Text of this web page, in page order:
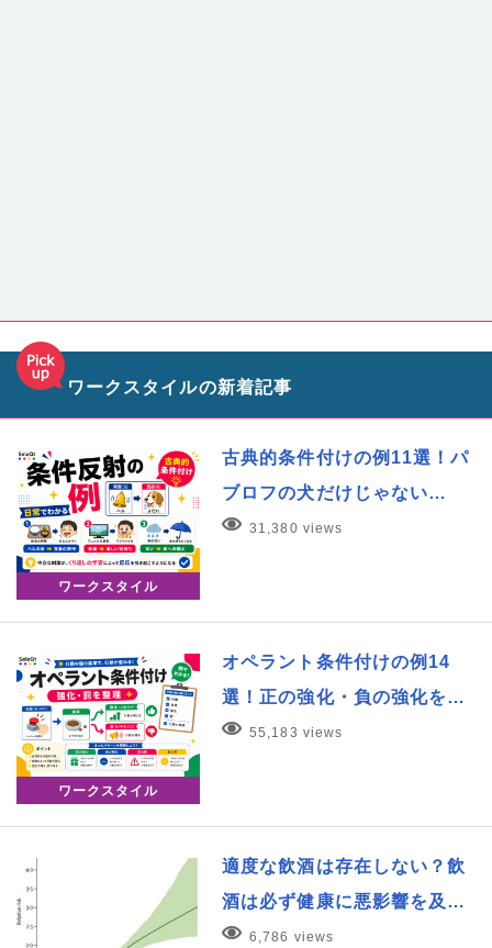
ワークスタイルの新着記事
ワークスタイル
古典的条件付けの例11選！パ
ブロフの犬だけじゃない…
31,380 views
ワークスタイル
オペラント条件付けの例14
選！正の強化・負の強化を…
55,183 views
適度な飲酒は存在しない？飲
酒は必ず健康に悪影響を及…
6,786 views